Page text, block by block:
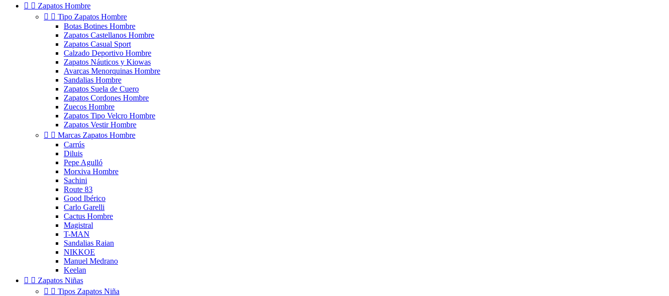
  Zapatos Hombre
  Tipo Zapatos Hombre
Botas Botines Hombre
Zapatos Castellanos Hombre
Zapatos Casual Sport
Calzado Deportivo Hombre
Zapatos Náuticos y Kiowas
Avarcas Menorquinas Hombre
Sandalias Hombre
Zapatos Suela de Cuero
Zapatos Cordones Hombre
Zuecos Hombre
Zapatos Tipo Velcro Hombre
Zapatos Vestir Hombre
  Marcas Zapatos Hombre
Carrús
Diluis
Pepe Agulló
Morxiva Hombre
Sachini
Route 83
Good Ibérico
Carlo Garelli
Cactus Hombre
Magistral
T-MAN
Sandalias Raian
NIKKOE
Manuel Medrano
Keelan
  Zapatos Niñas
  Tipos Zapatos Niña